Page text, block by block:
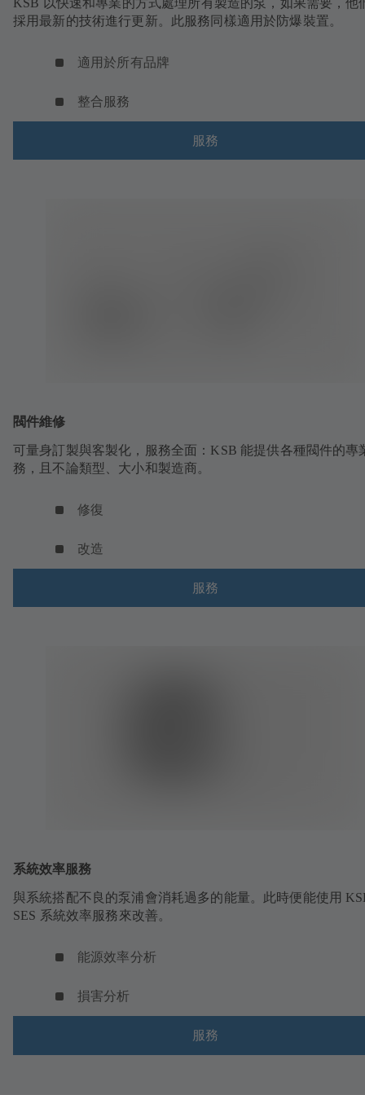
KSB 以快速和專業的方式處理所有製造的泵，如果需要，他
採用最新的技術進行更新。此服務同樣適用於防爆裝置。
適用於所有品牌
整合服務
服務
閥件維修
可量身訂製與客製化，服務全面：KSB 能提供各種閥件的專
務，且不論類型、大小和製造商。
修復
改造
服務
系統效率服務
與系統搭配不良的泵浦會消耗過多的能量。此時便能使用
SES 系統效率服務來改善。
能源效率分析
損害分析
服務